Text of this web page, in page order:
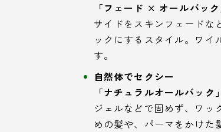
「フェード × オールバック
サイドをスキンフェードな
ックにするスタイル。ワ
す。
自然体でセクシー
「ナチュラルオールバック」
ジェルなどで固めず、ワ
めの髪や、パーマをかけた